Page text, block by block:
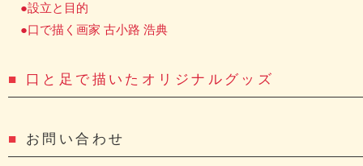
●設立と目的
●口で描く画家 古小路 浩典
■ 口と足で描いたオリジナルグッズ
■ お問い合わせ